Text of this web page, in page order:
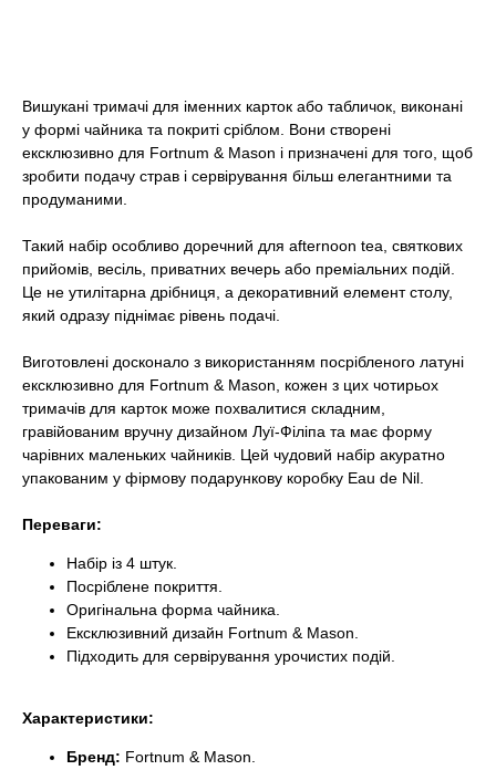
Вишукані тримачі для іменних карток або табличок, виконані
у формі чайника та покриті сріблом. Вони створені
ексклюзивно для Fortnum & Mason і призначені для того, щоб
зробити подачу страв і сервірування більш елегантними та
продуманими.
Такий набір особливо доречний для afternoon tea, святкових
прийомів, весіль, приватних вечерь або преміальних подій.
Це не утилітарна дрібниця, а декоративний елемент столу,
який одразу піднімає рівень подачі.
Виготовлені досконало з використанням посрібленого латуні
ексклюзивно для Fortnum & Mason, кожен з цих чотирьох
тримачів для карток може похвалитися складним,
гравійованим вручну дизайном Луї-Філіпа та має форму
чарівних маленьких чайників. Цей чудовий набір акуратно
упакованим у фірмову подарункову коробку Eau de Nil.
Переваги:
Набір із 4 штук.
Посріблене покриття.
Оригінальна форма чайника.
Ексклюзивний дизайн Fortnum & Mason.
Підходить для сервірування урочистих подій.
Характеристики:
Бренд: Fortnum & Mason.